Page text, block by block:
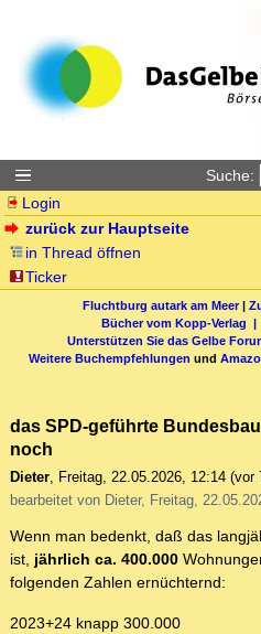
Suche:
Login
zurück zur Hauptseite
in Thread öffnen
Ticker
Fluchtburg autark am Meer|
Bücher vom Kopp-Verlag |
Unterstützen Sie das Gelbe
Weitere Buchempfehlungen und
das SPD-geführte
noch
Dieter, Freitag, 22.05.2026, 12:14 (vor
bearbeitet von Dieter, Freitag,
Wenn man bedenkt, daß das
ist, jährlich ca. 400.000
folgenden Zahlen ernüchternd:
2023+24 knapp 300.000